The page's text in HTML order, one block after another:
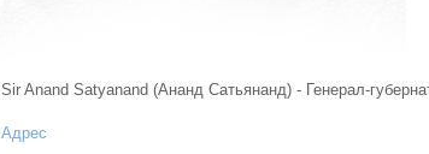
Sir Anand Satyanand (Ананд Сатьянанд) - Генерал-
Адрес